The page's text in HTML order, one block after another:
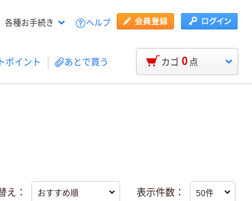
各種お手続き ヘルプ
ポイント あとで買う カゴ 0 点
え： 表示件数：